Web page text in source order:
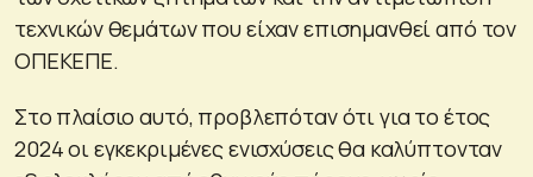
τεχνικών θεμάτων που είχαν επισημανθεί από τον
ΟΠΕΚΕΠΕ.
Στο πλαίσιο αυτό, προβλεπόταν ότι για το έτος
2024 οι εγκεκριμένες ενισχύσεις θα καλύπτονταν